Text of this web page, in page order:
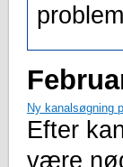
Ny kanalsøgning
Efter
være